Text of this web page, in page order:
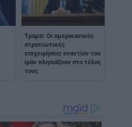
Tραμπ: Οι αμερικανικές
στρατιωτικές
επιχειρήσεις εναντίον του
Ιράν πλησιάζουν στο τέλος
τους